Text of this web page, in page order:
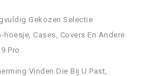
Gekozen Selectie
Cases, Covers En Andere
Pro.
Vinden Die Bij U Past,